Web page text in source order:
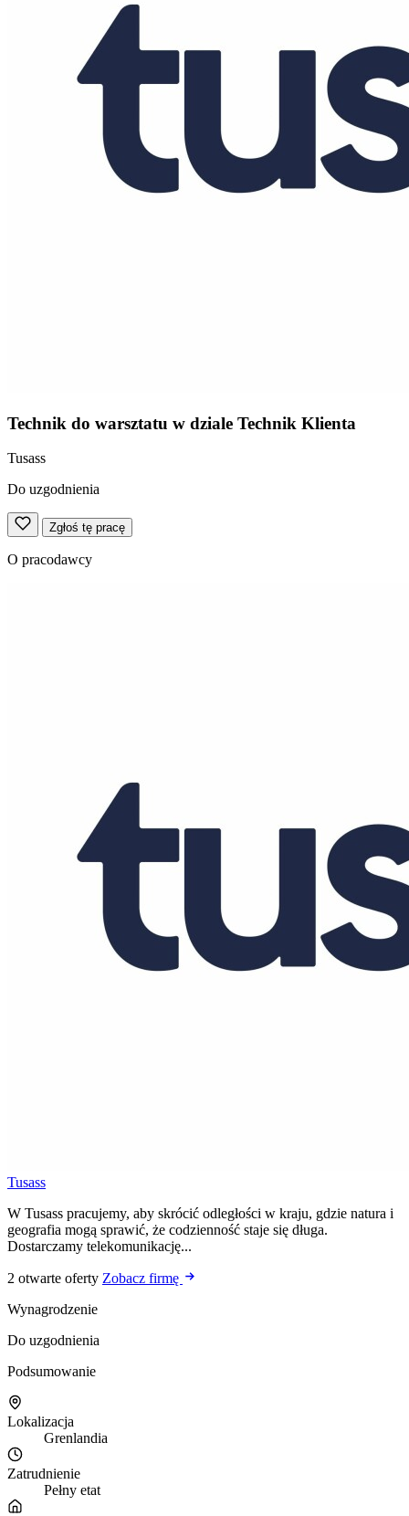
Technik do warsztatu w dziale Technik Klienta
Tusass
Do uzgodnienia
Zgłoś tę pracę
O pracodawcy
Tusass
W Tusass pracujemy, aby skrócić odległości w kraju, gdzie natura i
geografia mogą sprawić, że codzienność staje się długa.
Dostarczamy telekomunikację...
2 otwarte oferty Zobacz firmę
Wynagrodzenie
Do uzgodnienia
Podsumowanie
Lokalizacja
Grenlandia
Zatrudnienie
Pełny etat